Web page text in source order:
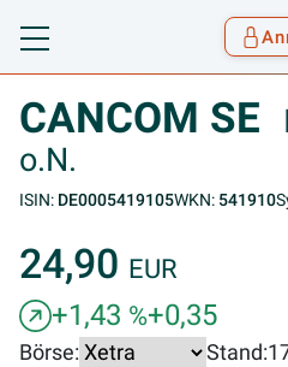
Toggle navigation
CANCOM SE
o.N.
ISIN: DE0005419105WKN: 541910
24,90 EUR
+1,43 %+0,35
Börse: Stand: